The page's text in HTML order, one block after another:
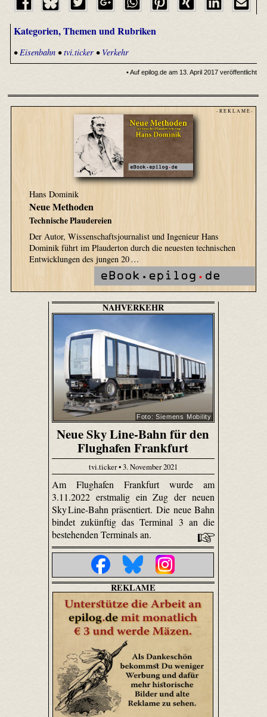
Kategorien, Themen und Rubriken
• Eisenbahn•tvi.ticker• Verkehr
• Auf epilog.de am 13. April 2017 veröffentlicht
- R E K L A M E -
Hans Dominik
Neue Methoden
Technische Plaudereien
Der Autor, Wissenschaftsjournalist und Ingenieur Hans
Dominik führt im Plauderton durch die neuesten technischen
Entwicklungen des jungen 20 …
NAHVERKEHR
Foto: Siemens Mobility
Neue Sky Line-Bahn für den
Flughafen Frankfurt
tvi.ticker • 3. November 2021
Am Flughafen Frankfurt wurde am
3.11.2022 erstmalig ein Zug der neuen
Sky Line-Bahn präsentiert. Die neue Bahn
bindet zukünftig das Terminal 3 an die
bestehenden Terminals an.
REKLAME